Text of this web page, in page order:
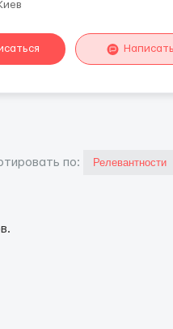
Написать
по: